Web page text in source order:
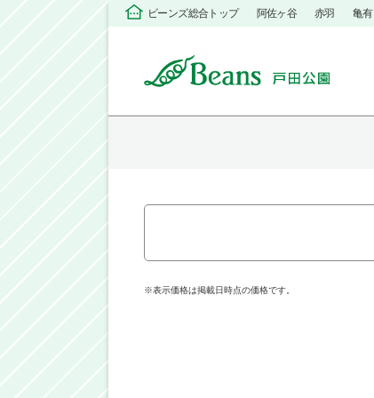
ビーンズ総合トップ 阿佐ヶ谷 赤羽 亀有
※表示価格は掲載日時点の価格です。